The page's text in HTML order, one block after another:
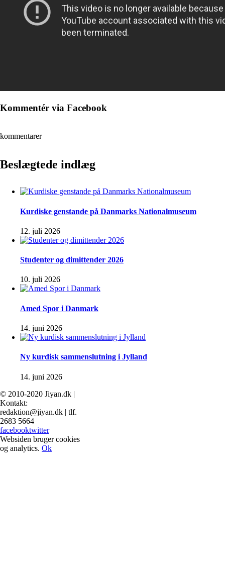
Kommentér via Facebook
kommentarer
Beslægtede indlæg
Kurdiske genstande på Danmarks Nationalmuseum
12. juli 2026
Studenter og dimittender 2026
10. juli 2026
Amed Spor i Danmark
14. juni 2026
Ny kurdisk sammenslutning i Jylland
14. juni 2026
© 2010-2020 Jiyan.dk |
Kontakt:
redaktion@jiyan.dk | tlf.
2683 5664
facebooktwitter
Websiden bruger cookies
og analytics. Ok